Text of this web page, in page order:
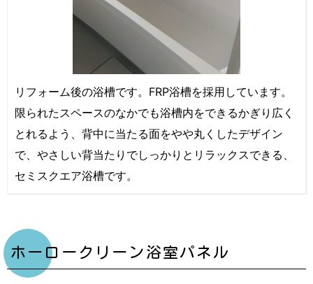
リフォーム後の浴槽です。FRP浴槽を採用しています。
限られたスペースのなかでも浴槽内をできるかぎり広く
とれるよう、背中に当たる面をやや丸くしたデザイン
で、やさしい背当たりでしっかりとリラックスできる、
セミスクエア浴槽です。
ホーロークリーン浴室パネル